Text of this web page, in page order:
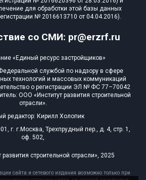
со СМИ: pr@erzrf.ru
для обработки этой базы данных
№ 2016613710 от 04.04.2016).
«Единый ресурс застройщиков»
службой по надзору в сфере
технологий и массовых коммуникаций
о регистрации ЭЛ № ФС 77–70042
ООО «Институт развития строительной
отрасли».
редактор: Кирилл Холопик
г. г.Москва, Трехпрудный пер., д. 4, стр. 1,
оф. 502,
строительной отрасли», 2025
сайта и сетевого издания возможно только при